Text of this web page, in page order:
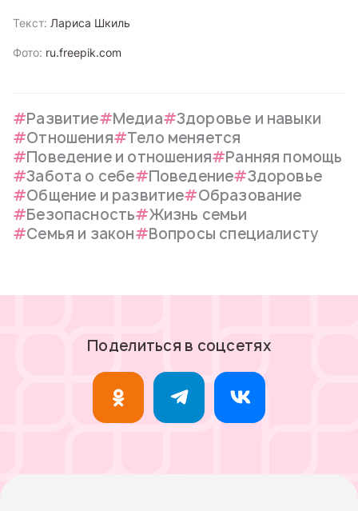
Текст: Лариса Шкиль
Фото: ru.freepik.com
Развитие Медиа
Здоровье и навыки
Отношения
Тело меняется
Поведение и отношения
Ранняя помощь
Забота о себе
Поведение
Здоровье
Общение и развитие
Образование
Безопасность
Жизнь семьи
Семья и закон
Вопросы специалисту
Поделиться в соцсетях